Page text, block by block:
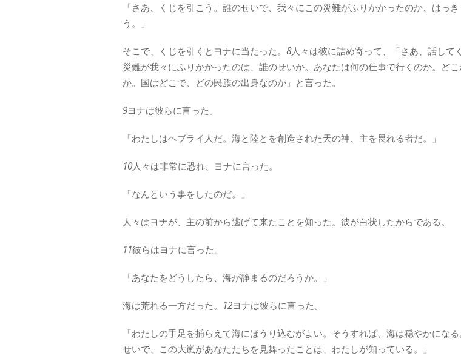
「さあ、くじを引こう。誰のせいで、我々にこの災難がふりかかったのか、はっき
う。」
そこで、くじを引くとヨナに当たった。 8人々は彼に詰め寄って、「さあ、話して
災難が我々にふりかかったのは、誰のせいか。あなたは何の仕事で行くのか。ど
か。国はどこで、どの民族の出身なのか」と言った。
9ヨナは彼らに言った。
「わたしはヘブライ人だ。海と陸とを創造された天の神、主を畏れる者だ。」
10人々は非常に恐れ、ヨナに言った。
「なんという事をしたのだ。」
人々はヨナが、主の前から逃げて来たことを知った。彼が白状したからである。
11彼らはヨナに言った。
「あなたをどうしたら、海が静まるのだろうか。」
海は荒れる一方だった。 12ヨナは彼らに言った。
「わたしの手足を捕らえて海にほうり込むがよい。そうすれば、海は穏やかにな
せいで、この大嵐があなたたちを見舞ったことは、わたしが知っている。」